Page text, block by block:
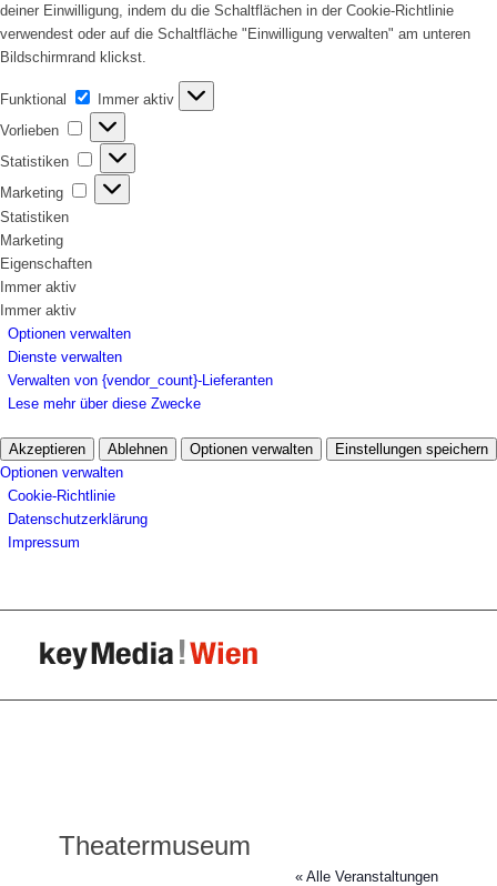
deiner Einwilligung, indem du die Schaltflächen in der Cookie-Richtlinie
verwendest oder auf die Schaltfläche "Einwilligung verwalten" am unteren
Bildschirmrand klickst.
Funktional Funktional
Immer aktiv
Vorlieben
Vorlieben
Statistiken Statistiken
Marketing
Marketing
Statistiken
Marketing
Eigenschaften
Immer aktiv
Immer aktiv
Optionen verwalten
Dienste verwalten
Verwalten von {vendor_count}-Lieferanten
Lese mehr über diese Zwecke
Akzeptieren Ablehnen Optionen verwalten
Einstellungen speichern
Optionen verwalten
Cookie-Richtlinie
Datenschutzerklärung
Impressum
Theatermuseum
« Alle Veranstaltungen